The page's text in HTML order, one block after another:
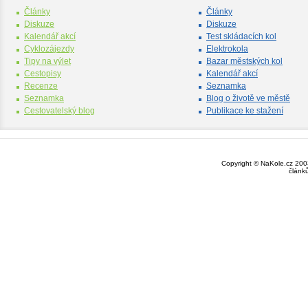
Články
Diskuze
Kalendář akcí
Cyklozájezdy
Tipy na výlet
Cestopisy
Recenze
Seznamka
Cestovatelský blog
Články
Diskuze
Test skládacích kol
Elektrokola
Bazar městských kol
Kalendář akcí
Seznamka
Blog o životě ve městě
Publikace ke stažení
Copyright © NaKole.cz